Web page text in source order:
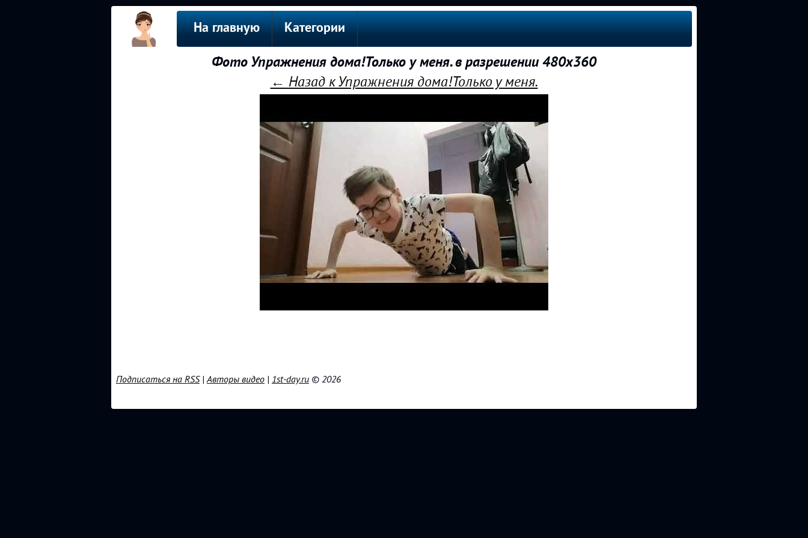
На главную Категории
Фото Упражнения дома!Только у меня. в разрешении 480x360
← Назад к Упражнения дома!Только у меня.
Подписаться на RSS|Авторы видео | 1st-day.ru © 2026